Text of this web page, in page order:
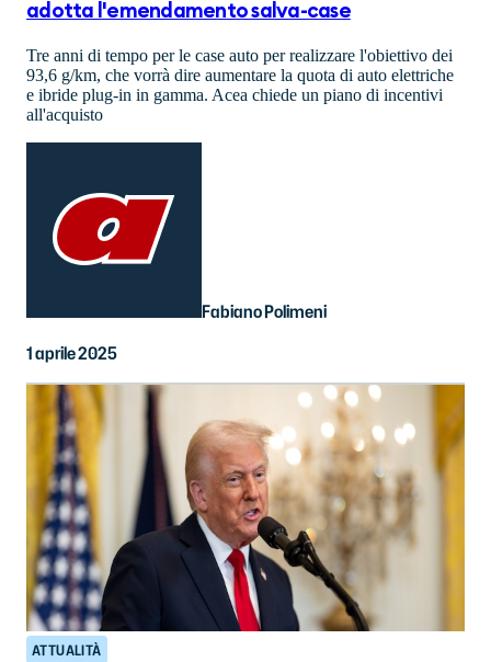
adotta l'emendamento salva-case
Tre anni di tempo per le case auto per realizzare l'obiettivo dei
93,6 g/km, che vorrà dire aumentare la quota di auto elettriche
e ibride plug-in in gamma. Acea chiede un piano di incentivi
all'acquisto
Fabiano Polimeni
1 aprile 2025
ATTUALITÀ